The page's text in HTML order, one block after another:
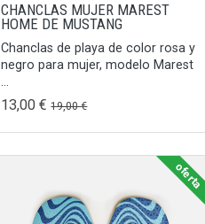
CHANCLAS MUJER MAREST
HOME DE MUSTANG
Chanclas de playa de color rosa y
negro para mujer, modelo Marest
13,00 €19,00 €
oferta